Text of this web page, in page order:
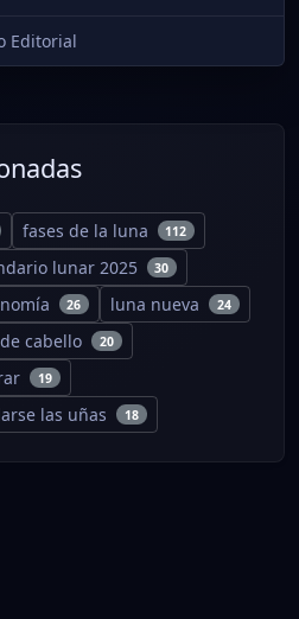
Editorial
fases de la luna 112
lunar 2025 30
26 luna nueva 24
cabello 20
19
las uñas 18